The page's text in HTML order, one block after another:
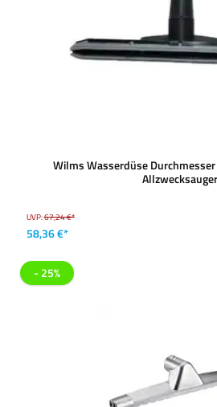
Wilms Wasserdüse
Allzwecksauger
UVP:67,24 €*
58,36 €*
- 25%